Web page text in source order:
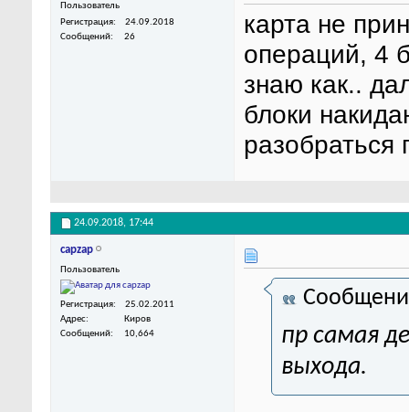
Пользователь
Регистрация
24.09.2018
Сообщений
26
карта не
операций, 4
знаю как..
блоки
разобраться
24.09.2018, 17:44
capzap
Пользователь
Регистрация
25.02.2011
Адрес
Киров
Сообщений
10,664
пр самая
выхода.